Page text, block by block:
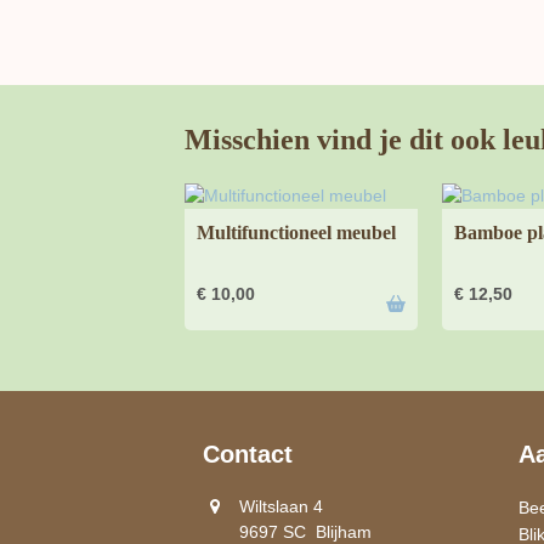
Misschien vind je dit ook
Multifunctioneel meubel
€ 10,00
Bamboe
€ 12,50
Contact
Wiltslaan 4
9697 SC Blijham